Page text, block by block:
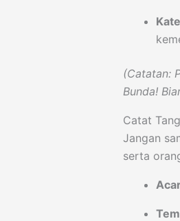
(Catatan:
Bunda!
Catat
Jangan
serta